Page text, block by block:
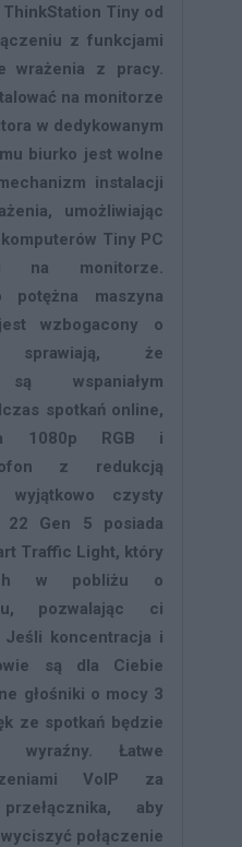
Tiny od
z funkcjami
wrażenia z pracy.
na monitorze
w dedykowanym
biurko jest wolne
instalacji
umożliwiając
Tiny PC
na monitorze.
potężna maszyna
wzbogacony o
że
są wspaniałym
spotkań online,
1080p RGB i
z redukcją
wyjątkowo czysty
Gen 5 posiada
Traffic Light, który
w pobliżu o
pozwalając ci
Jeśli koncentracja i
są dla Ciebie
głośniki o mocy 3
ze spotkań będzie
Łatwe
VoIP za
aby
połączenie